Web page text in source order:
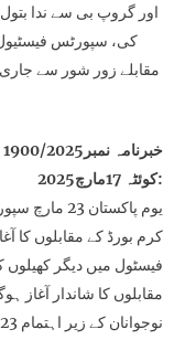
اور گروپ بی سے ندا
کی، سپورٹس
مقابلے زور شور سے
خبرنامہ نمبر1900/2025
کوئٹہ 17مارچ2025:
یوم
کرم بورڈ کے مقابلوں کا
فیسٹول میں دیگر کھیلوں
مقابلوں کا شاندار آغاز